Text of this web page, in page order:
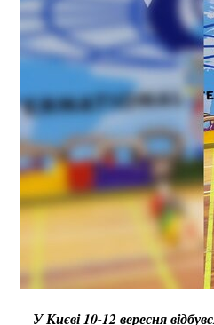
У Києві 10-12 вересня